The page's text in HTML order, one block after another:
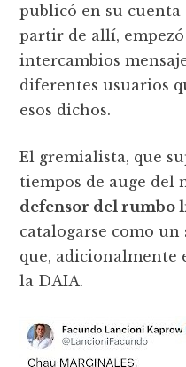
publicó en su cuenta
partir de allí,
intercambios
diferentes usuarios
esos dichos.
El gremialista, que
tiempos de auge del
defensor del rumbo
catalogarse como
que, adicionalmente
la DAIA.